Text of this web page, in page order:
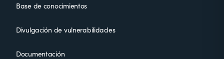
Base de conocimientos
Divulgación de vulnerabilidades
Documentación